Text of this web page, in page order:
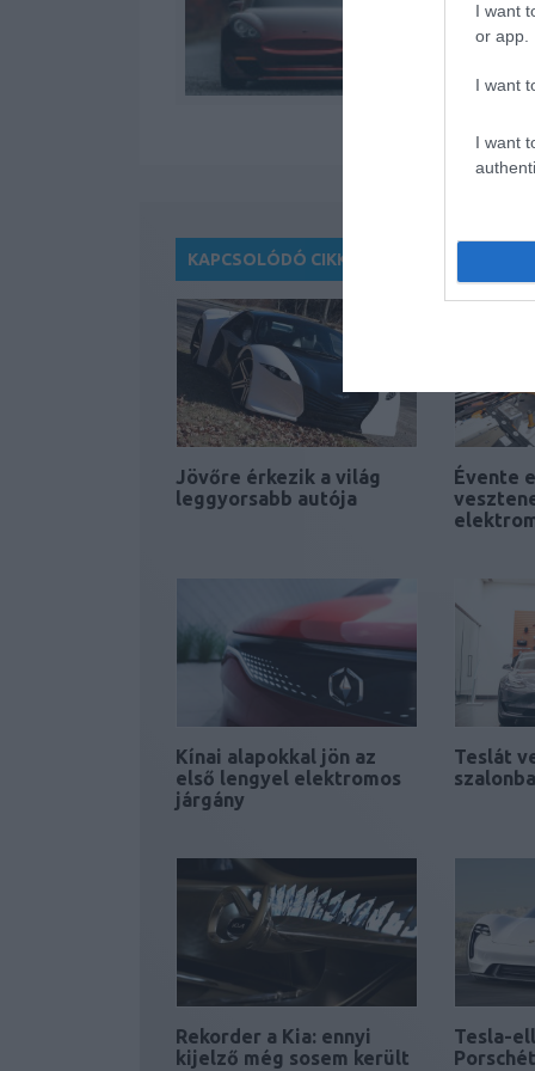
I want
or app.
I want
I want
KAPCSOLÓDÓ CIKKEK
Jövőre érkezik a világ
leggyorsabb autója
Évente
Kínai alapokkal jön az
első lengyel elektromos
járgány
Teslát
Rekorder a Kia: ennyi
kijelző még sosem került
Tesla-